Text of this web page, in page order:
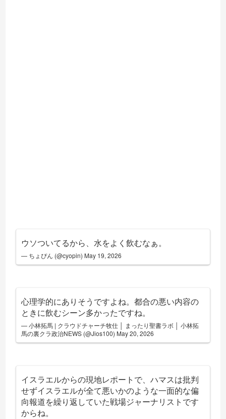
ウソついてるから、水をよく飲むなぁ。
— ちょぴん (@cyopin) May 19, 2026
心理学的にありそうですよね。都合の悪い内容の
ときに飲むシーン多かったですね。
— 小林拓馬 | クラウドチャーチ牧仕 │ まったり聖書ラボ │ 小林拓
馬の裏クラ政治NEWS (@Jios100) May 20, 2026
イスラエルからの現地レポートで、ハマスは批判
せずイスラエルが全て悪いかのような一面的な偏
向報道を繰り返していた戦場ジャーナリストです
からね。